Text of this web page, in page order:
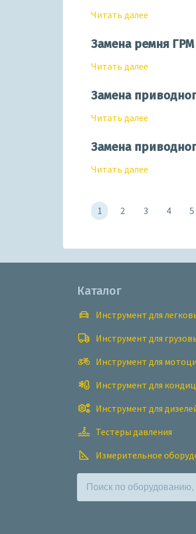
Читать далее
Замена ремня ГРМ
Читать далее
Замена
Читать далее
Замена
Читать далее
1 2 3 4 5
Каталог
Инструмент для
Инструмент для
Инструмент для
Инструмент для
Инструмент для
Тестеры давления
Измерительное